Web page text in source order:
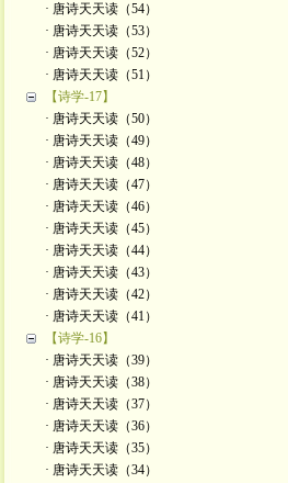
· 唐诗天天读（54）
· 唐诗天天读（53）
· 唐诗天天读（52）
· 唐诗天天读（51）
【诗学-17】
· 唐诗天天读（50）
· 唐诗天天读（49）
· 唐诗天天读（48）
· 唐诗天天读（47）
· 唐诗天天读（46）
· 唐诗天天读（45）
· 唐诗天天读（44）
· 唐诗天天读（43）
· 唐诗天天读（42）
· 唐诗天天读（41）
【诗学-16】
· 唐诗天天读（39）
· 唐诗天天读（38）
· 唐诗天天读（37）
· 唐诗天天读（36）
· 唐诗天天读（35）
· 唐诗天天读（34）